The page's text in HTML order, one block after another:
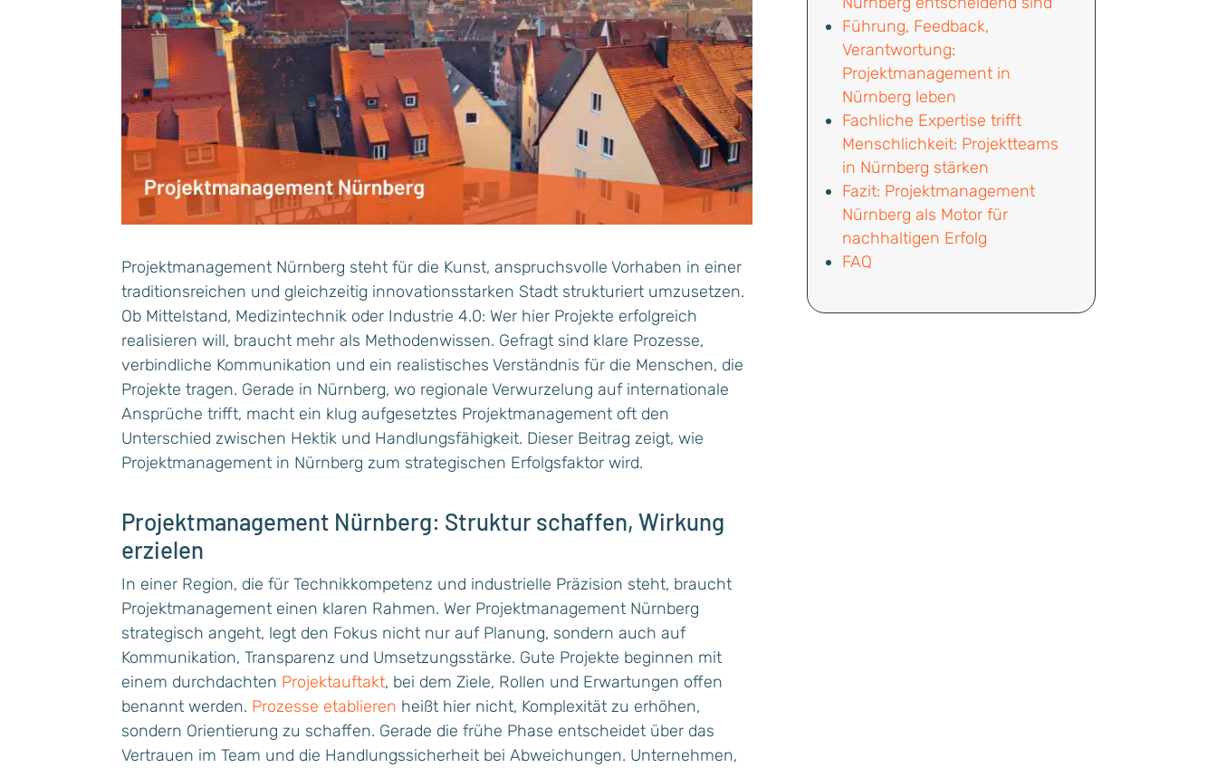
Projektmanagement Nürnberg steht für die Kunst, anspruchsvolle Vorhaben in einer
traditionsreichen und gleichzeitig innovationsstarken Stadt strukturiert umzusetzen.
Ob Mittelstand, Medizintechnik oder Industrie 4.0: Wer hier Projekte erfolgreich
realisieren will, braucht mehr als Methodenwissen. Gefragt sind klare Prozesse,
verbindliche Kommunikation und ein realistisches Verständnis für die Menschen, die
Projekte tragen. Gerade in Nürnberg, wo regionale Verwurzelung auf internationale
Ansprüche trifft, macht ein klug aufgesetztes Projektmanagement oft den
Unterschied zwischen Hektik und Handlungsfähigkeit. Dieser Beitrag zeigt, wie
Projektmanagement in Nürnberg zum strategischen Erfolgsfaktor wird.
Projektmanagement Nürnberg: Struktur schaffen, Wirkung
erzielen
In einer Region, die für Technikkompetenz und industrielle Präzision steht, braucht
Projektmanagement einen klaren Rahmen. Wer Projektmanagement Nürnberg
strategisch angeht, legt den Fokus nicht nur auf Planung, sondern auch auf
Kommunikation, Transparenz und Umsetzungsstärke. Gute Projekte beginnen mit
einem durchdachten Projektauftakt, bei dem Ziele, Rollen und Erwartungen offen
benannt werden. Prozesse etablieren heißt hier nicht, Komplexität zu erhöhen,
sondern Orientierung zu schaffen. Gerade die frühe Phase entscheidet über das
Vertrauen im Team und die Handlungssicherheit bei Abweichungen. Unternehmen,
Führung, Feedback,
Verantwortung:
Projektmanagement in
Nürnberg leben
Fachliche Expertise trifft
Menschlichkeit: Projektteams
in Nürnberg stärken
Fazit: Projektmanagement
Nürnberg als Motor für
nachhaltigen Erfolg
FAQ